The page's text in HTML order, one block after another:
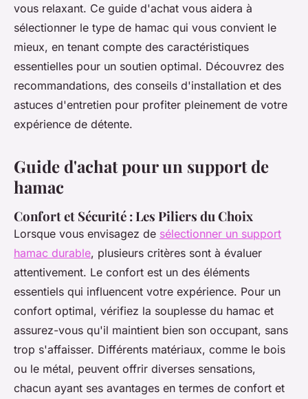
vous relaxant. Ce guide d'achat vous aidera à
sélectionner le type de hamac qui vous convient le
mieux, en tenant compte des caractéristiques
essentielles pour un soutien optimal. Découvrez des
recommandations, des conseils d'installation et des
astuces d'entretien pour profiter pleinement de votre
expérience de détente.
Guide d'achat pour un support de
hamac
Confort et Sécurité : Les Piliers du Choix
Lorsque vous envisagez de sélectionner un support
hamac durable, plusieurs critères sont à évaluer
attentivement. Le confort est un des éléments
essentiels qui influencent votre expérience. Pour un
confort optimal, vérifiez la souplesse du hamac et
assurez-vous qu'il maintient bien son occupant, sans
trop s'affaisser. Différents matériaux, comme le bois
ou le métal, peuvent offrir diverses sensations,
chacun ayant ses avantages en termes de confort et